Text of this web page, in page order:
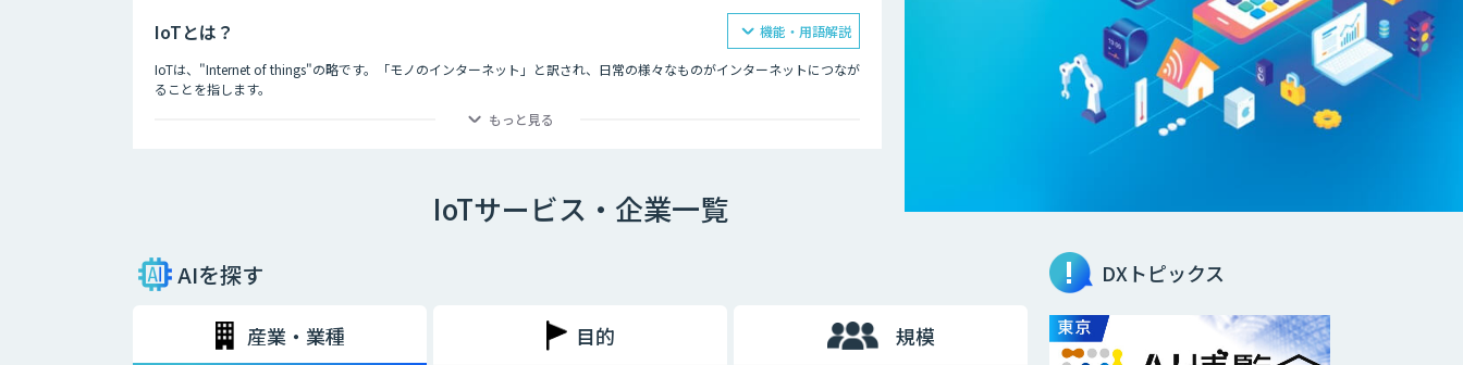
IoTとは？
IoTは、"Internet of things"の略です。「モノのインターネット」と訳され、日常の様々なものがインターネットにつなが
ることを指します。
IoTによってできることは主に二つあり、一つ目はモノの遠隔操作です。インターネットにつながったモノを、リモコン
期待されています。
もっと見る
機能・用語解説
IoTサービス・企業一覧
AIを探す
産業・業種 目的 規模
DXトピックス